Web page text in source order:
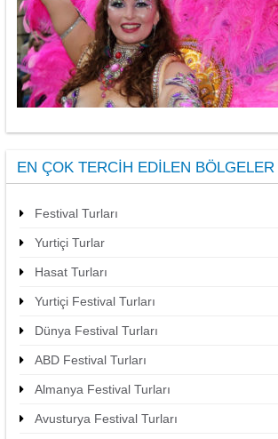
EN ÇOK TERCIH EDILEN BÖLGELER
Festival Turları
Yurtiçi Turlar
Hasat Turları
Yurtiçi Festival Turları
Dünya Festival Turları
ABD Festival Turları
Almanya Festival Turları
Avusturya Festival Turları